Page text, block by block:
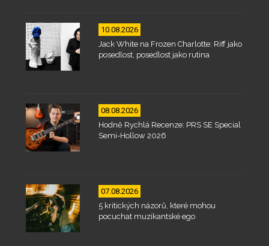
10.08.2026
Jack White na Frozen Charlotte: Riff jako
posedlost, posedlost jako rutina
08.08.2026
Hodně Rychlá Recenze: PRS SE Special
Semi-Hollow 2026
07.08.2026
5 kritických názorů, které mohou
pocuchat muzikantské ego